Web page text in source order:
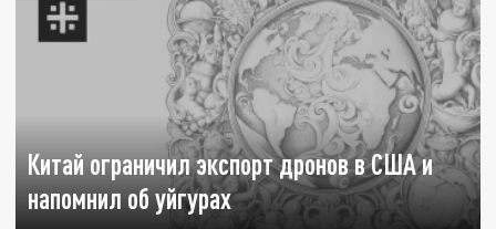
Китай ограничил экспорт дронов в США и
напомнил об уйгурах